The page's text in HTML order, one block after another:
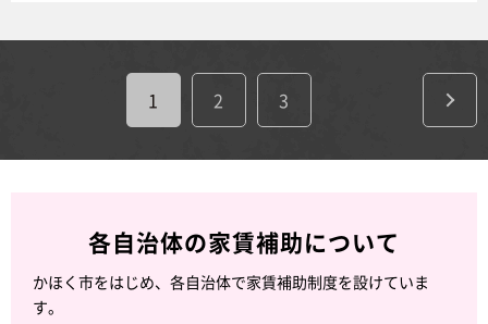
1 2 3
各自治体の家賃補助について
かほく市をはじめ、各自治体で家賃補助制度を設けていま
す。